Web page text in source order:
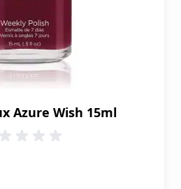
Azure Wish 15ml